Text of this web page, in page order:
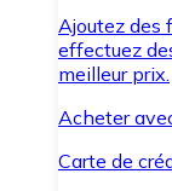
Ajoutez des
effectuez
meilleur prix.
Acheter
Carte de